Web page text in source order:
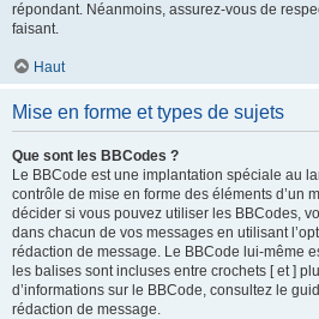
répondant. Néanmoins, assurez-vous de
faisant.
Haut
Mise en forme et types de sujets
Que sont les BBCodes ?
Le BBCode est une implantation spéciale au
contrôle de mise en forme des éléments d’un
décider si vous pouvez utiliser les BBCodes,
dans chacun de vos messages en utilisant
rédaction de message. Le BBCode lui-même
les balises sont incluses entre crochets [ et ]
d’informations sur le BBCode, consultez le
rédaction de message.